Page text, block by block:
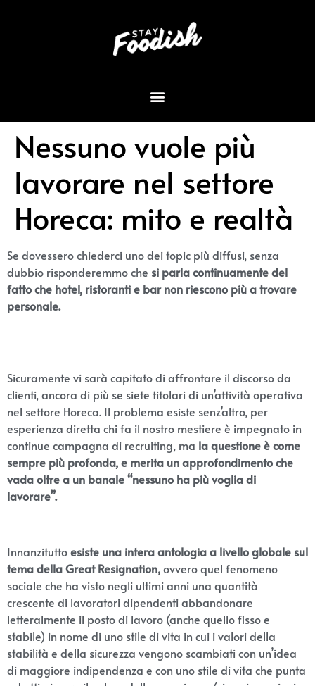
Nessuno vuole più
lavorare nel settore
Horeca: mito e realtà
Se dovessero chiederci uno dei topic più diffusi, senza
dubbio risponderemmo che si parla continuamente del
fatto che hotel, ristoranti e bar non riescono più a trovare
personale.
Sicuramente vi sarà capitato di affrontare il discorso da
clienti, ancora di più se siete titolari di un’attività operativa
nel settore Horeca. Il problema esiste senz’altro, per
esperienza diretta chi fa il nostro mestiere è impegnato in
continue campagna di recruiting, ma la questione è come
sempre più profonda, e merita un approfondimento che
vada oltre a un banale “nessuno ha più voglia di
lavorare”.
Innanzituttoesiste una intera antologia a livello globale sul
tema della Great Resignation,ovvero quel fenomeno
sociale che ha visto negli ultimi anni una quantità
crescente di lavoratori dipendenti abbandonare
letteralmente il posto di lavoro (anche quello fisso e
stabile) in nome di uno stile di vita in cui i valori della
stabilità e della sicurezza vengono scambiati con un’idea
di maggiore indipendenza e con uno stile di vita che punta